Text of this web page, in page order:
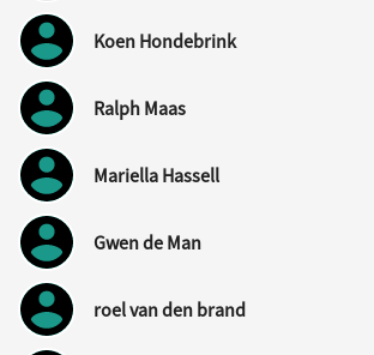
Koen Hondebrink
Ralph Maas
Mariella Hassell
Gwen de Man
roel van den brand